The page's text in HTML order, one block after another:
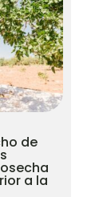
de
a la